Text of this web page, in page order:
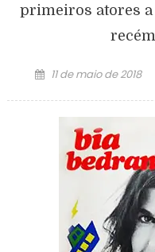
primeiros atores a
11 de maio de 2018